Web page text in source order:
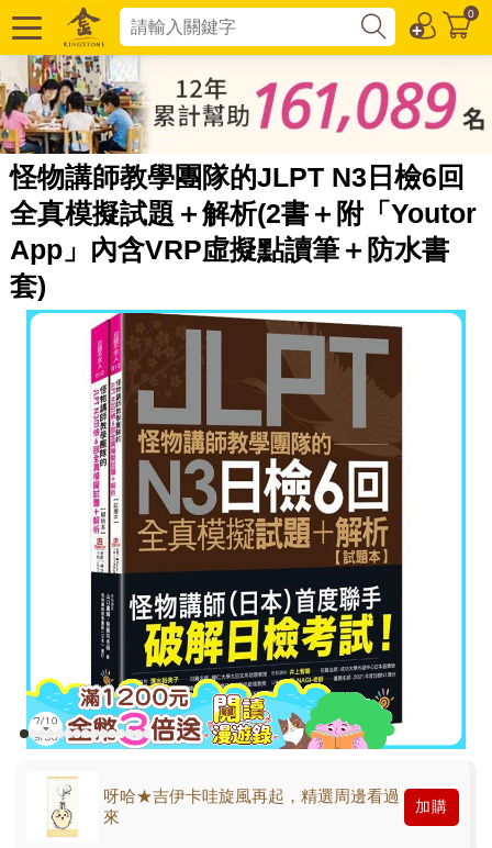
0
怪物講師教學團隊的JLPT N3日檢6回
全真模擬試題＋解析(2書＋附「Youtor
App」內含VRP虛擬點讀筆＋防水書
套)
呀哈★吉伊卡哇旋風再起，精選周邊看過
來
加購